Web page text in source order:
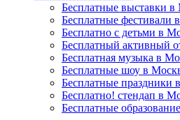
Бесплатные выставки в
Бесплатные фестивали
Бесплатно с детьми в
Бесплатный активный
Бесплатная музыка в
Бесплатные шоу в
Бесплатные праздники
Бесплатно! стендап в
Бесплатные